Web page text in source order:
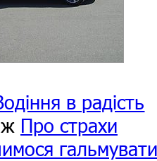
в радість
Про страхи
гальмувати